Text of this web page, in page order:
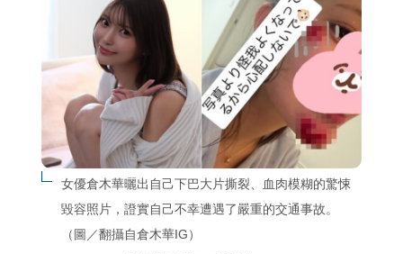
女優倉木華曬出自己下巴大片撕裂、血肉模糊的驚悚
毀容照片，證實自己不幸遭遇了嚴重的交通事故。
（圖／翻攝自倉木華IG）